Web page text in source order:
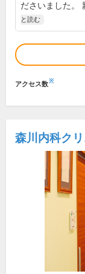
ださいました。
と読む
アクセス数※
森川内科ク